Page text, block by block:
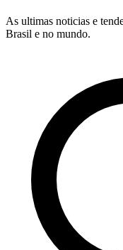
As ultimas noticias e
Brasil e no mundo.